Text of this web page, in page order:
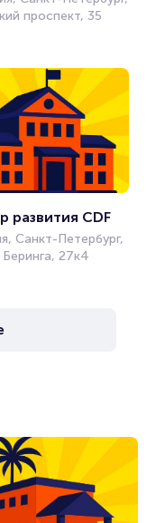
проспект, 35
развития CDF
Санкт-Петербург,
27к4